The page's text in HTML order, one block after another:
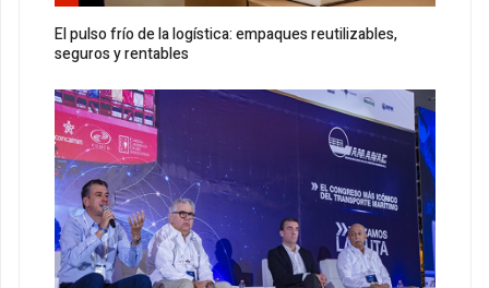
El pulso frío de la logística: empaques reutilizables,
seguros y rentables